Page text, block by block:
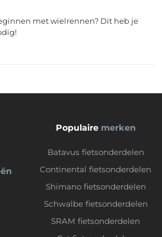
met wielrennen? Dit heb je
Populaire merken
Batavus fietsonderdelen
Continental fietsonderdelen
Shimano fietsonderdelen
Schwalbe fietsonderdelen
SRAM fietsonderdelen